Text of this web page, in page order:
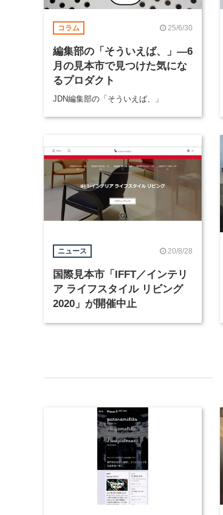
コラム 25/6/30
編集部の「そういえば、」―6
月の見本市で見つけた気にな
るプロダクト
JDN編集部の「そういえば、」
ニュース 20/8/28
国際見本市「IFFT／インテリ
ア ライフスタイル リビング
2020」が開催中止